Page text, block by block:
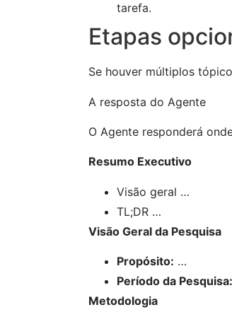
tarefa.
Etapas
Se houver múltiplos
A resposta do Agente
O Agente responderá
Resumo Executivo
Visão geral …
TL;DR …
Visão Geral da Pesquisa
Propósito: …
Período da Pesquisa:
Metodologia